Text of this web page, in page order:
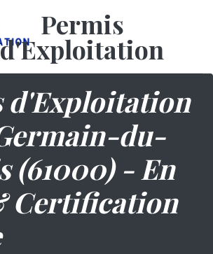
Permis
d'Exploitation
d'Exploitation
du-
(61000) - En
Certification